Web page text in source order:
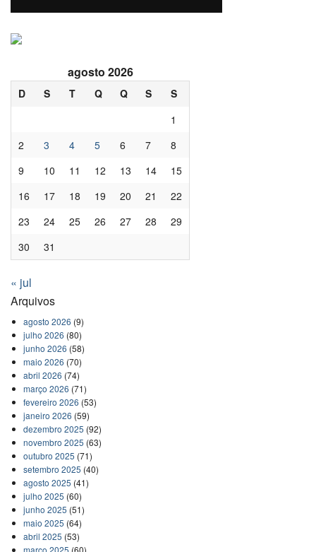
agosto 2026
D S T Q Q S
S
1
2
3 4 5 6 7
8
9
10 11 12 13 14
15
16
17 18 19 20 21
22
23
24 25 26 27 28
29
30
31
« jul
Arquivos
agosto 2026 (9)
julho 2026 (80)
junho 2026 (58)
maio 2026 (70)
abril 2026 (74)
março 2026 (71)
fevereiro 2026 (53)
janeiro 2026 (59)
dezembro 2025 (92)
novembro 2025 (63)
outubro 2025 (71)
setembro 2025 (40)
agosto 2025 (41)
julho 2025 (60)
junho 2025 (51)
maio 2025 (64)
abril 2025 (53)
março 2025 (60)